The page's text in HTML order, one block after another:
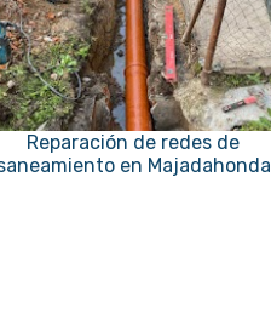
Reparación de redes de
en Majadahonda